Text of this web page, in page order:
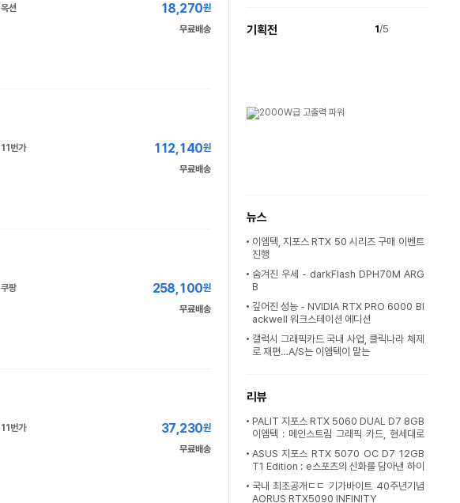
옥션 18,270원
무료배송
11번가 112,140원
무료배송
쿠팡 258,100원
무료배송
11번가 37,230원
무료배송
기획전 1/5
뉴스
이엠텍, 지포스 RTX 50 시리즈 구매 이벤트
진행
숨겨진 우세 - darkFlash DPH70M ARG
B
깊어진 성능 - NVIDIA RTX PRO 6000 Bl
ackwell 워크스테이션 에디션
갤럭시 그래픽카드 국내 사업, 클릭나라 체제
로 재편…A/S는 이엠텍이 맡는
리뷰
PALIT 지포스 RTX 5060 DUAL D7 8GB
이엠텍 : 메인스트림 그래픽 카드, 현세대로
ASUS 지포스 RTX 5070 OC D7 12GB
T1 Edition : e스포츠의 신화를 담아낸 하이
퀄리티
국내 최초공개ㄷㄷ 기가바이트 40주년기념
AORUS RTX5090 INFINITY